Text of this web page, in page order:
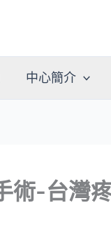
中心簡介
術-台灣